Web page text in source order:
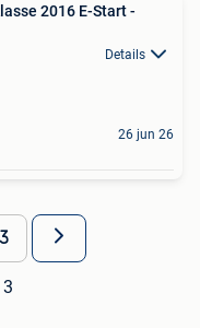
Start -
Details
26 jun 26
3